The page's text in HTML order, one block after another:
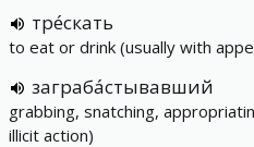
тре́скать
to eat or drink (usually with
заграба́стывавший
grabbing, snatching,
illicit action)